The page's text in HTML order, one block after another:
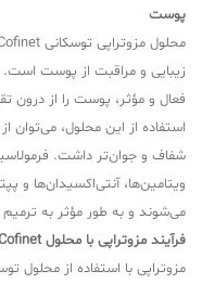
پوست
زیبایی و مراقبت از پوست
فعال و مؤثر، پوست را از درون
استفاده از این محلول،
شفاف و جوان‌تر داشت.
ویتامین‌ها، آنتی‌اکسیدان‌ها و
می‌شوند و به طور مؤثر به
فرآیند مزوتراپی با محلول Cofinet